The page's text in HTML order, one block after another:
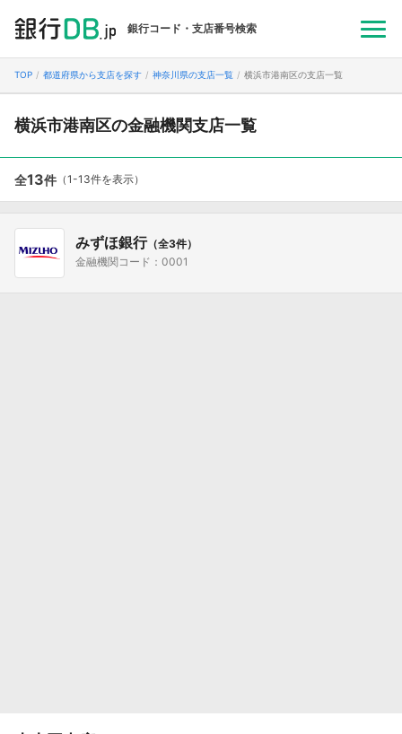
銀行コード・支店番号検索
TOP 都道府県から支店を探す 神奈川県の支店一覧 横浜市港南区の支店一覧
横浜市港南区の金融機関支店一覧
全13件 （1-13件を表示）
みずほ銀行（全3件）
金融機関コード：0001